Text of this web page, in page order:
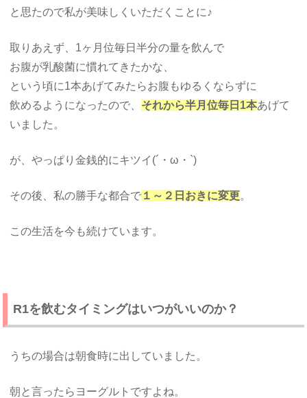
と思たので私が美味しくいただくことに♪
取りあえず、1ヶ月位毎日半分の量を飲んで
お腹が乳酸菌に慣れてきたかな、
という頃に1本あげてみたらお腹もゆるくならずに
飲めるようになったので、 それから半月位毎日1本あげて
いました。
が、やっぱり金銭的にキツイ(´・ω・`)
その後、私の勝手な都合で １～２日おきに変更。
この生活を今も続けています。
R1を飲むタイミングはいつがいいのか？
うちの場合は朝食時に出していました。
朝と言ったらヨーグルトですよね。